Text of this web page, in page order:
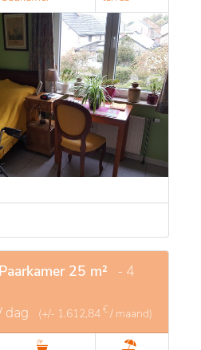
25 m² - 4
dag (+/- 1.612,84 € / maand)